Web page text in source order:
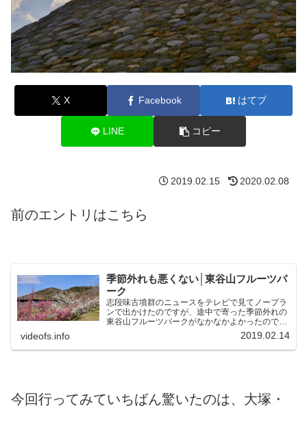
X Facebook はてブ
LINE コピー
2019.02.15 2020.02.08
前のエントリはこちら
季節外れも悪くない│東谷山フルーツパ
ーク
志段味古墳群のニュースをテレビで見てノープラ
ンで出かけたのですが、途中で寄った季節外れの
東谷山フルーツパークがなかなかよかったので、
videofs.info 2019.02.14
今回行ってみていちばん驚いたのは、大塚・